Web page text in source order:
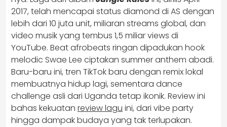
2017, telah mencapai status diamond di AS dengan
lebih dari 10 juta unit, miliaran streams global, dan
video musik yang tembus 1,5 miliar views di
YouTube. Beat afrobeats ringan dipadukan hook
melodic Swae Lee ciptakan summer anthem abadi.
Baru-baru ini, tren TikTok baru dengan remix lokal
membuatnya hidup lagi, sementara dance
challenge asli dari Uganda tetap ikonik. Review ini
bahas kekuatan review lagu ini, dari vibe party
hingga dampak budaya yang tak terlupakan.